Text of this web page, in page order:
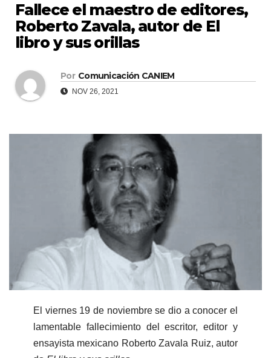
Fallece el maestro de editores,
Roberto Zavala, autor de El
libro y sus orillas
Por Comunicación CANIEM
NOV 26, 2021
El viernes 19 de noviembre se dio a conocer el
lamentable fallecimiento del escritor, editor y
ensayista mexicano Roberto Zavala Ruiz, autor